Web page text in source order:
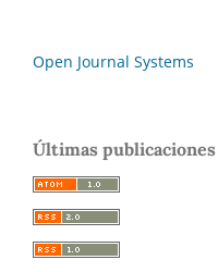
Open Journal Systems
Últimas publicaciones